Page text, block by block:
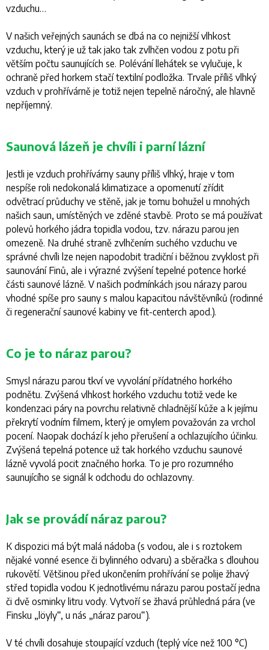
vzduchu…
V našich veřejných saunách se dbá na co nejnižší vlhkost
vzduchu, který je už tak jako tak zvlhčen vodou z potu při
větším počtu saunujících se. Polévání llehátek se vylučuje, k
ochraně před horkem stačí textilní podložka. Trvale příliš vlhký
vzduch v prohřívárně je totiž nejen tepelně náročný, ale hlavně
nepříjemný.
Saunová lázeň je chvíli i parní lázní
Jestli je vzduch prohřívárny sauny příliš vlhký, hraje v tom
nespíše roli nedokonalá klimatizace a opomenutí zřídit
odvětrací průduchy ve stěně, jak je tomu bohužel u mnohých
našich saun, umístěných ve zděné stavbě. Proto se má používat
polevů horkého jádra topidla vodou, tzv. nárazu parou jen
omezeně. Na druhé straně zvlhčením suchého vzduchu ve
správné chvíli lze nejen napodobit tradiční i běžnou zvyklost při
saunování Finů, ale i výrazné zvýšení tepelné potence horké
části saunové lázně. V našich podmínkách jsou nárazy parou
vhodné spíše pro sauny s malou kapacitou návštěvníků (rodinné
či regenerační saunové kabiny ve fit-centerch apod.).
Co je to náraz parou?
Smysl nárazu parou tkví ve vyvolání přídatného horkého
podnětu. Zvýšená vlhkost horkého vzduchu totiž vede ke
kondenzaci páry na povrchu relativně chladnější kůže a k jejímu
překrytí vodním filmem, který je omylem považován za vrchol
pocení. Naopak dochází k jeho přerušení a ochlazujícího účinku.
Zvýšená tepelná potence už tak horkého vzduchu saunové
lázně vyvolá pocit značného horka. To je pro rozumného
saunujícího se signál k odchodu do ochlazovny.
Jak se provádí náraz parou?
K dispozici má být malá nádoba (s vodou, ale i s roztokem
nějaké vonné esence či bylinného odvaru) a sběračka s dlouhou
rukovětí. Většinou před ukončením prohřívání se polije žhavý
střed topidla vodou K jednotlivému nárazu parou postačí jedna
či dvě osminky litru vody. Vytvoří se žhavá průhledná pára (ve
Finsku „löyly“, u nás „náraz parou“).
V té chvíli dosahuje stoupající vzduch (teplý více než 100 °C)